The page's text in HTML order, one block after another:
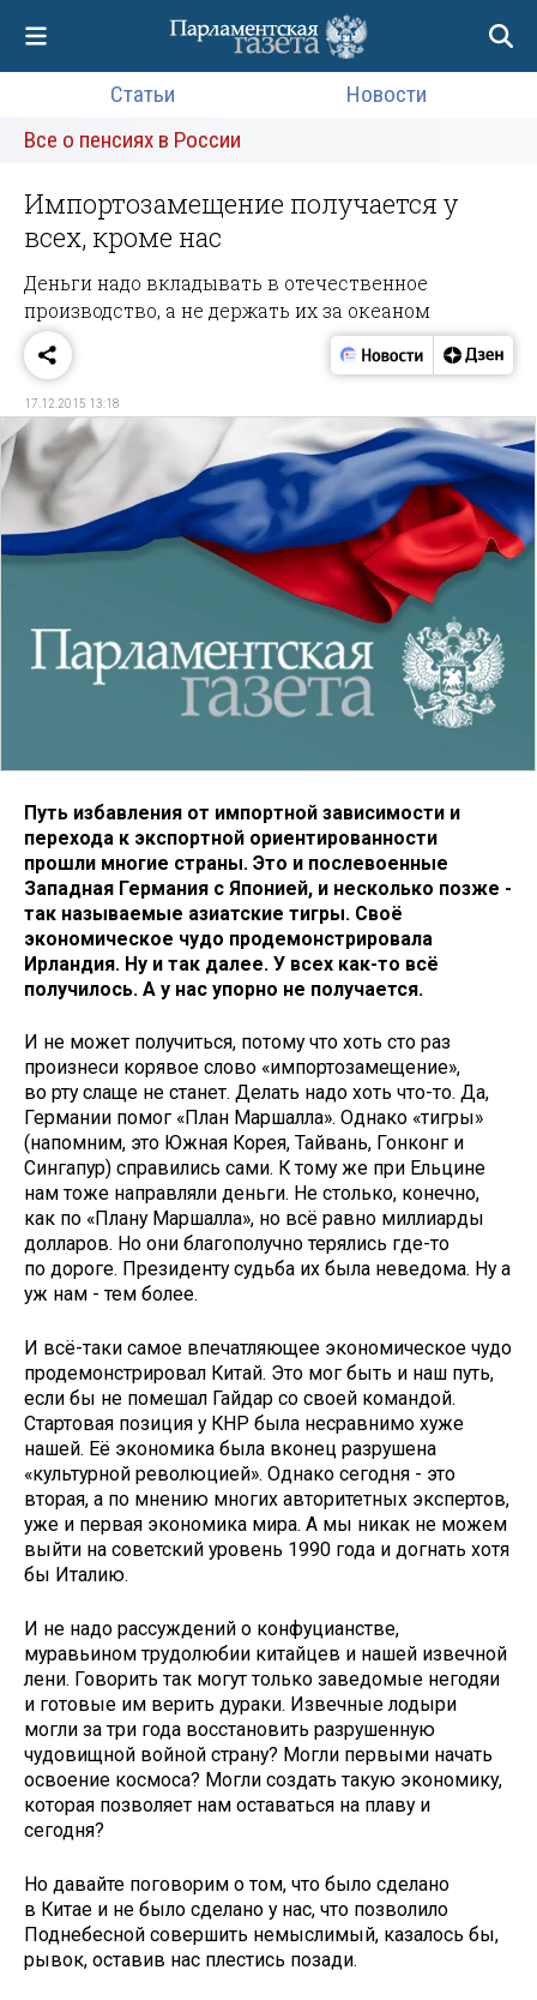
Статьи
Новости
Все о пенсиях в России
Импортозамещение получается у
всех, кроме нас
Деньги надо вкладывать в отечественное
производство, а не держать их за океаном
17.12.2015 13:18
Путь избавления от импортной зависимости и
перехода к экспортной ориентированности
прошли многие страны. Это и послевоенные
Западная Германия с Японией, и несколько позже -
так называемые азиатские тигры. Своё
экономическое чудо продемонстрировала
Ирландия. Ну и так далее. У всех как-то всё
получилось. А у нас упорно не получается.
И не может получиться, потому что хоть сто раз
произнеси корявое слово «импортозамещение»,
во рту слаще не станет. Делать надо хоть что-то. Да,
Германии помог «План Маршалла». Однако «тигры»
(напомним, это Южная Корея, Тайвань, Гонконг и
Сингапур) справились сами. К тому же при Ельцине
нам тоже направляли деньги. Не столько, конечно,
как по «Плану Маршалла», но всё равно миллиарды
долларов. Но они благополучно терялись где-то
по дороге. Президенту судьба их была неведома. Ну а
уж нам - тем более.
И всё-таки самое впечатляющее экономическое чудо
продемонстрировал Китай. Это мог быть и наш путь,
если бы не помешал Гайдар со своей командой.
Стартовая позиция у КНР была несравнимо хуже
нашей. Её экономика была вконец разрушена
«культурной революцией». Однако сегодня - это
вторая, а по мнению многих авторитетных экспертов,
уже и первая экономика мира. А мы никак не можем
выйти на советский уровень 1990 года и догнать хотя
бы Италию.
И не надо рассуждений о конфуцианстве,
муравьином трудолюбии китайцев и нашей извечной
лени. Говорить так могут только заведомые негодяи
и готовые им верить дураки. Извечные лодыри
могли за три года восстановить разрушенную
чудовищной войной страну? Могли первыми начать
освоение космоса? Могли создать такую экономику,
которая позволяет нам оставаться на плаву и
сегодня?
Но давайте поговорим о том, что было сделано
в Китае и не было сделано у нас, что позволило
Поднебесной совершить немыслимый, казалось бы,
рывок, оставив нас плестись позади.